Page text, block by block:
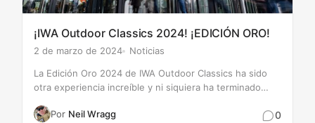
¡IWA Outdoor Classics 2024! ¡EDICIÓN ORO!
2 de marzo de 2024 Noticias
Por Neil Wragg
La Edición Oro 2024 de IWA Outdoor Classics ha sido
otra experiencia increíble y ni siquiera ha terminado
impresionante para la industria de los deportes de tiro.0